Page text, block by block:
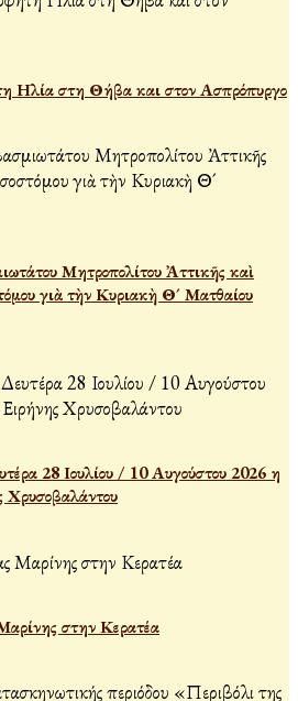
Ηλία στη Θήβα και στον Ασπρόπυργο
Μητροπολίτου Ἀττικῆς καὶ
γιὰ τὴν Κυριακὴ Θ´ Ματθαίου
28 Ιουλίου / 10 Αυγούστου 2026 η
στην Κερατέα